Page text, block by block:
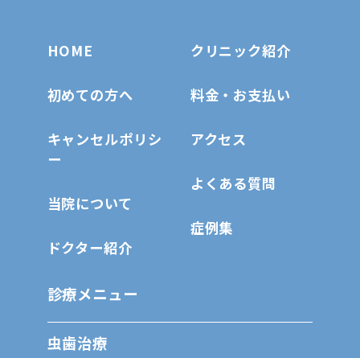
HOME
初めての方へ
キャンセルポリシ
ー
当院について
ドクター紹介
クリニック紹介
料金・お支払い
アクセス
よくある質問
症例集
診療メニュー
虫歯治療